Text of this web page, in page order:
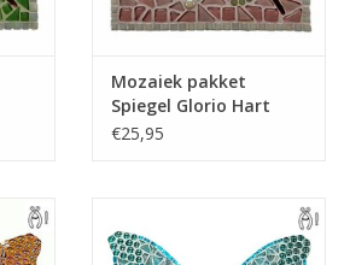
Mozaiek pakket
Spiegel Glorio Hart
Roze
€25,95